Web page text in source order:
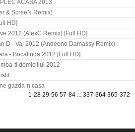
ACASA 2013
& ScreeN Remix)
HD]
2012 (AlexC Remix) [Full HD]
D - Vai 2012 (Andeeno Damassy Remix)
- Bocalinda 2012 [Full HD]
ti domiciliul 2012
gazda-n casa
1-28 29-56 57-84 ... 337-364 365-372